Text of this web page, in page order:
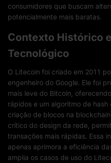
consumidores que buscam
potencialmente mais baratas.
Contexto Histórico
Tecnológico
O Litecoin foi criado em 2011
engenheiro do Google. Ele foi
mais leve do Bitcoin,
rápidos e um algoritmo de
criação de blocos na
crítico do design da rede,
transações mais rápidas. Essa
apenas aprimora a eficiência
amplia os casos de uso do